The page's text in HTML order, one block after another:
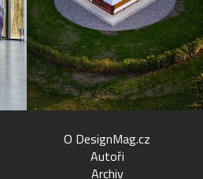
O DesignMag.cz
Autoři
Archiv